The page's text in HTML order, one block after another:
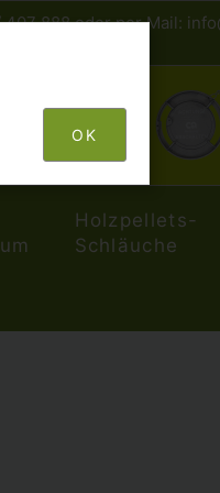
888 oder per Mail:
Holzpellets-
Schläuche
OK